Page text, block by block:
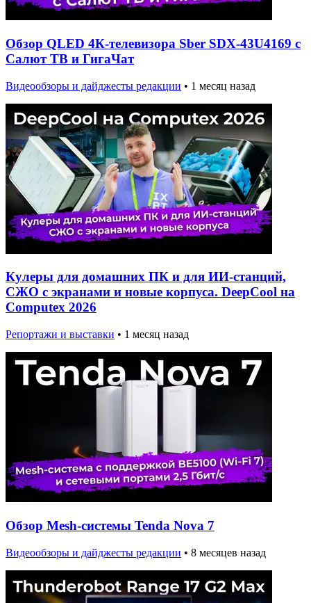
Обзор QLED 4К-телевизора Sber SDX-43U4169 с
Салют ТВ и ГигаЧат
Видеообзоры и дайджесты редакции • 1 месяц назад
Кулеры для домашних ПК и для ИИ-станций,
СЖО с экранами и новые корпуса. DeepCool на
Computex 2026
Репортажи и выставки • 1 месяц назад
Обзор Mesh-системы Tenda Nova 7
Видеообзоры и дайджесты редакции • 8 месяцев назад